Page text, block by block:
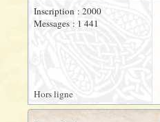
Inscription : 2000
Messages : 1 441
Hors ligne